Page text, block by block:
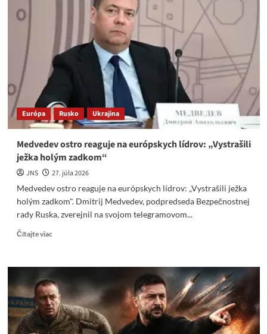
Lučanského
kontroverzný
výstup
Pumpa
Európa Rusko Ukrajina
Medvedev ostro reaguje na európskych lídrov: „Vystrašili
ježka holým zadkom“
JNS
27. júla 2026
Medvedev ostro reaguje na európskych lídrov: „Vystrašili ježka
holým zadkom". Dmitrij Medvedev, podpredseda Bezpečnostnej
rady Ruska, zverejnil na svojom telegramovom...
Čítajte viacRead
Medvedev
ostro
reaguje
na
európskych
lídrov: